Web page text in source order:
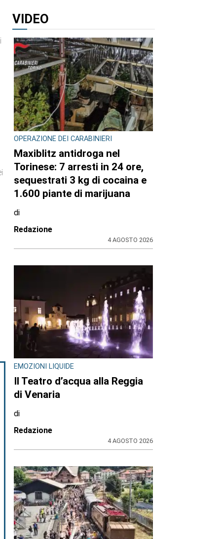
VIDEO
OPERAZIONE DEI CARABINIERI
Maxiblitz antidroga nel
Torinese: 7 arresti in 24 ore,
sequestrati 3 kg di cocaina e
1.600 piante di marijuana
di
Redazione
4 AGOSTO 2026
EMOZIONI LIQUIDE
Il Teatro d’acqua alla Reggia
di Venaria
di
Redazione
4 AGOSTO 2026